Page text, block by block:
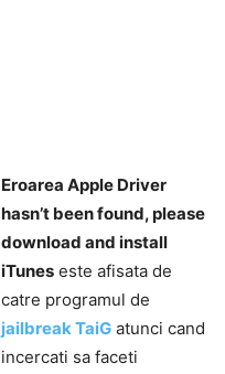
Eroarea Apple Driver
hasn’t been found, please
download and install
iTunes este afisata de
catre programul de
jailbreak TaiG atunci cand
incercati sa faceti